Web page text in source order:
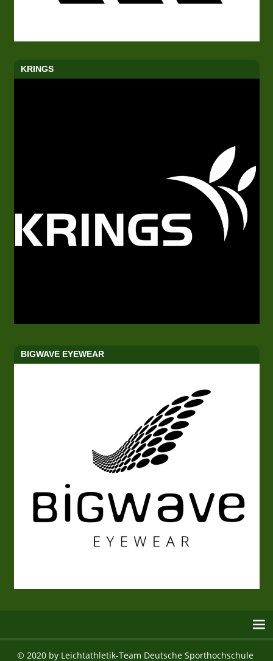
KRINGS
BIGWAVE EYEWEAR
© 2020 by Leichtathletik-Team Deutsche Sporthochschule